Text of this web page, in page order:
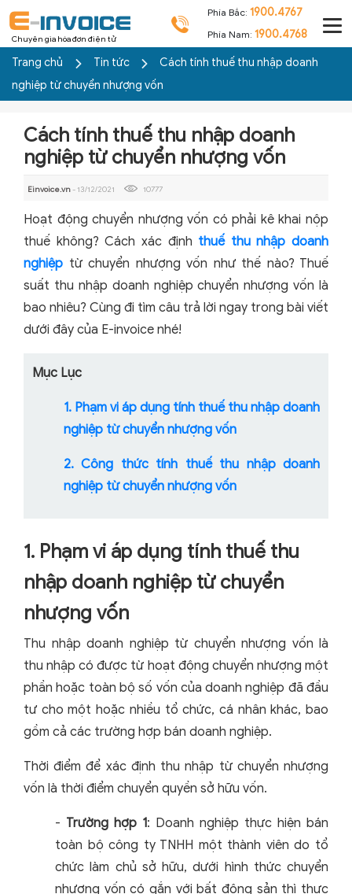
Chuyên gia hóa đơn điện tử
Phía Bắc: 1900.4767
Phía Nam: 1900.4768
Trang chủ Tin tức
Cách tính thuế thu nhập doanh
nghiệp từ chuyển nhượng vốn
Cách tính thuế thu nhập doanh
nghiệp từ chuyển nhượng vốn
Einvoice.vn- 13/12/2021 10777
Hoạt động chuyển nhượng vốn có phải kê khai nộp
thuế không? Cách xác định thuế thu nhập doanh
nghiệp từ chuyển nhượng vốn như thế nào? Thuế
suất thu nhập doanh nghiệp chuyển nhượng vốn là
bao nhiêu? Cùng đi tìm câu trả lời ngay trong bài viết
dưới đây của E-invoice nhé!
Mục Lục
1. Phạm vi áp dụng tính thuế thu nhập doanh
nghiệp từ chuyển nhượng vốn
2. Công thức tính thuế thu nhập doanh
nghiệp từ chuyển nhượng vốn
1. Phạm vi áp dụng tính thuế thu
nhập doanh nghiệp từ chuyển
nhượng vốn
Thu nhập doanh nghiệp từ chuyển nhượng vốn là
thu nhập có được từ hoạt động chuyển nhượng một
phần hoặc toàn bộ số vốn của doanh nghiệp đã đầu
tư cho một hoặc nhiều tổ chức, cá nhân khác, bao
gồm cả các trường hợp bán doanh nghiệp.
Thời điểm để xác định thu nhập từ chuyển nhượng
vốn là thời điểm chuyển quyền sở hữu vốn.
- Trường hợp 1: Doanh nghiệp thực hiện bán
toàn bộ công ty TNHH một thành viên do tổ
chức làm chủ sở hữu, dưới hình thức chuyển
nhượng vốn có gắn với bất động sản thì thực